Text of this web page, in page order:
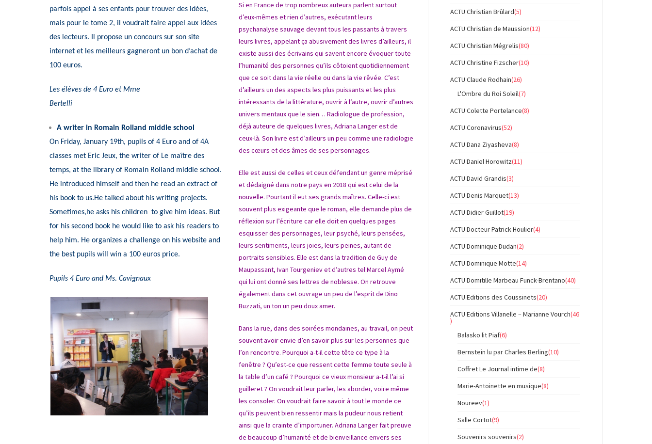
parfois appel à ses enfants pour trouver des idées,
mais pour le tome 2, il voudrait faire appel aux idées
des lecteurs. Il propose un concours sur son site
internet et les meilleurs gagneront un bon d’achat de
100 euros.
Les élèves de 4 Euro et Mme
Bertelli
A writer in Romain Rolland middle school
On Friday, January 19th, pupils of 4 Euro and of 4A
classes met Eric Jeux, the writer of Le maître des
temps, at the library of Romain Rolland middle school.
He introduced himself and then he read an extract of
his book to us.He talked about his writing projects.
Sometimes,he asks his children to give him ideas. But
for his second book he would like to ask his readers to
help him. He organizes a challenge on his website and
the best pupils will win a 100 euros price.
Pupils 4 Euro and Ms. Cavignaux
Si en France de trop nombreux auteurs parlent surtout
d’eux-mêmes et rien d’autres, exécutant leurs
psychanalyse sauvage devant tous les passants à travers
leurs livres, appelant ça abusivement des livres d’ailleurs, il
existe aussi des écrivains qui savent encore évoquer toute
l’humanité des personnes qu’ils côtoient quotidiennement
que ce soit dans la vie réelle ou dans la vie rêvée. C’est
d’ailleurs un des aspects les plus puissants et les plus
intéressants de la littérature, ouvrir à l’autre, ouvrir d’autres
univers mentaux que le sien… Radiologue de profession,
déjà auteure de quelques livres, Adriana Langer est de
ceux-là. Son livre est d’ailleurs un peu comme une radiologie
des cœurs et des âmes de ses personnages.
Elle est aussi de celles et ceux défendant un genre méprisé
et dédaigné dans notre pays en 2018 qui est celui de la
nouvelle. Pourtant il eut ses grands maîtres. Celle-ci est
souvent plus exigeante que le roman, elle demande plus de
réflexion sur l’écriture car elle doit en quelques pages
esquisser des personnages, leur psyché, leurs pensées,
leurs sentiments, leurs joies, leurs peines, autant de
portraits sensibles. Elle est dans la tradition de Guy de
Maupassant, Ivan Tourgeniev et d’autres tel Marcel Aymé
qui lui ont donné ses lettres de noblesse. On retrouve
également dans cet ouvrage un peu de l’esprit de Dino
Buzzati, un ton un peu doux amer.
Dans la rue, dans des soirées mondaines, au travail, on peut
souvent avoir envie d’en savoir plus sur les personnes que
l’on rencontre. Pourquoi a-t-il cette tête ce type à la
fenêtre ? Qu’est-ce que ressent cette femme toute seule à
la table d’un café ? Pourquoi ce vieux monsieur a-t-il l’ai si
guilleret ? On voudrait leur parler, les aborder, voire même
les consoler. On voudrait faire savoir à tout le monde ce
qu’ils peuvent bien ressentir mais la pudeur nous retient
ainsi que la crainte d’importuner. Adriana Langer fait preuve
de beaucoup d’humanité et de bienveillance envers ses
ACTU Christian Brûlard(5)
ACTU Christian de Maussion(12)
ACTU Christian Mégrelis(80)
ACTU Christine Fizscher(10)
ACTU Claude Rodhain(26)
L'Ombre du Roi Soleil(7)
ACTU Colette Portelance(8)
ACTU Coronavirus(52)
ACTU Dana Ziyasheva(8)
ACTU Daniel Horowitz(11)
ACTU David Grandis(3)
ACTU Denis Marquet(13)
ACTU Didier Guillot(19)
ACTU Docteur Patrick Houlier(4)
ACTU Dominique Dudan(2)
ACTU Dominique Motte(14)
ACTU Domitille Marbeau Funck-Brentano(40)
ACTU Editions des Coussinets(20)
ACTU Editions Villanelle – Marianne Vourch(46
)
Balasko lit Piaf(6)
Bernstein lu par Charles Berling(10)
Coffret Le Journal intime de(8)
Marie-Antoinette en musique(8)
Noureev(1)
Salle Cortot(9)
Souvenirs souvenirs(2)